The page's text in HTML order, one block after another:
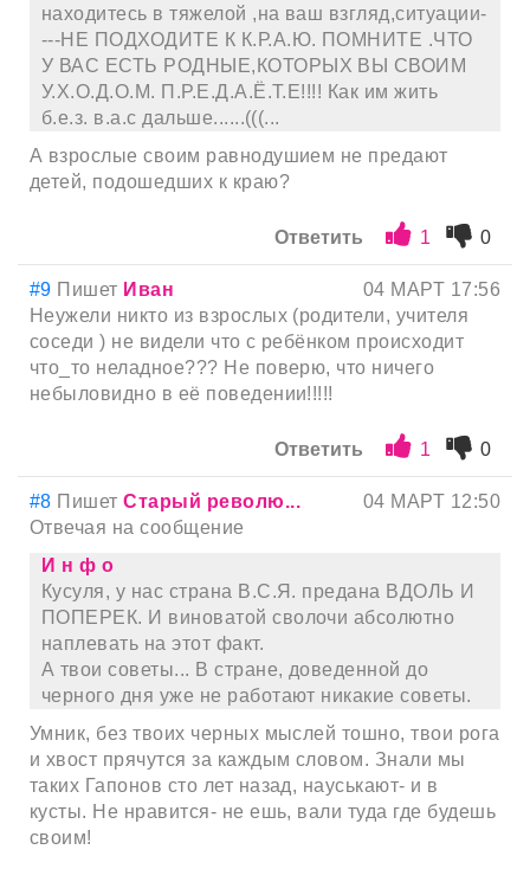
находитесь в тяжелой ,на ваш взгляд,ситуации-
---НЕ ПОДХОДИТЕ К К.Р.А.Ю. ПОМНИТЕ .ЧТО
У ВАС ЕСТЬ РОДНЫЕ,КОТОРЫХ ВЫ СВОИМ
У.Х.О.Д.О.М. П.Р.Е.Д.А.Ё.Т.Е!!!! Как им жить
б.е.з. в.а.с дальше......(((...
А взрослые своим равнодушием не предают
детей, подошедших к краю?
Ответить 1 0
#9 Пишет Иван
04 МАРТ 17:56
Неужели никто из взрослых (родители, учителя
соседи ) не видели что с ребёнком происходит
что_то неладное??? Не поверю, что ничего
небыловидно в её поведении!!!!!
Ответить 1 0
#8 ПишетСтарый револю...
04 МАРТ 12:50
Отвечая на сообщение
И н ф о
Кусуля, у нас страна В.С.Я. предана ВДОЛЬ И
ПОПЕРЕК. И виноватой сволочи абсолютно
наплевать на этот факт.
А твои советы... В стране, доведенной до
черного дня уже не работают никакие советы.
Умник, без твоих черных мыслей тошно, твои рога
и хвост прячутся за каждым словом. Знали мы
таких Гапонов сто лет назад, науськают- и в
кусты. Не нравится- не ешь, вали туда где будешь
своим!